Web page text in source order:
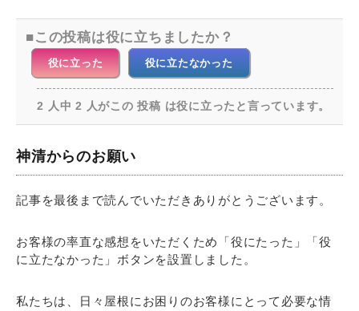
この投稿は役に立ちましたか？
役に立った 役に立たなかった
2 人中 2 人がこの 投稿 は役に立ったと言っています。
神清からのお願い
記事を最後まで読んでいただきありがとうございます。
お客様の率直な感想をいただくため「役にたった」「役
に立たなかった」ボタンを設置しました。
私たちは、日々屋根にお困りのお客様にとって必要な情